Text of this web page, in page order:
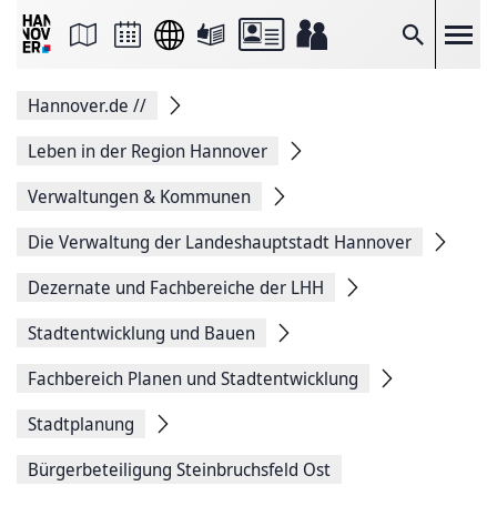
Suche
Seite
Facebook
teilen
Seitenlink
Seite
Hannover.de //
Leben in der Region Hannover
Verwaltungen & Kommunen
Die Verwaltung der Landeshauptstadt Hannover
Dezernate und Fachbereiche der LHH
Stadtentwicklung und Bauen
Fachbereich Planen und Stadtentwicklung
Stadtplanung
Bürgerbeteiligung Steinbruchsfeld Ost